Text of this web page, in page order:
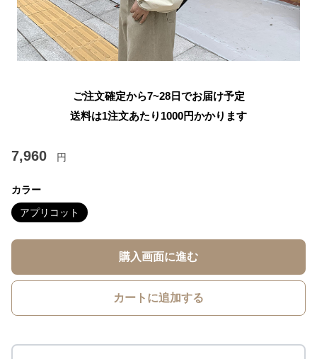
ご注文確定から7~28日でお届け予定
送料は1注文あたり 1000円かかります
7,960 円
カラー
アプリコット
購入画面に進む
カートに追加する